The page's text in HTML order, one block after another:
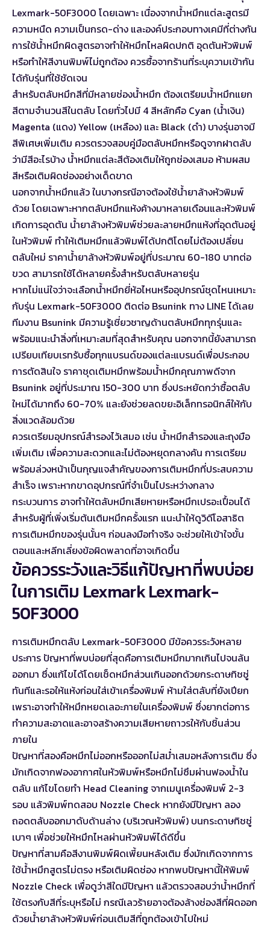
Lexmark-50F3000 โดยเฉพาะ เนื่องจากน้ำหมึกแต่ละสูตรมี
ความหนืด ความเป็นกรด-ด่าง และองค์ประกอบทางเคมีที่ต่างกัน
การใช้น้ำหมึกผิดสูตรอาจทำให้หมึกไหลผิดปกติ อุดตันหัวพิมพ์
หรือทำให้สีงานพิมพ์ไม่ถูกต้อง ควรซื้อจากร้านที่ระบุความเข้ากัน
ได้กับรุ่นที่ใช้ชัดเจน
สำหรับตลับหมึกสีที่มีหลายช่องน้ำหมึก ต้องเตรียมน้ำหมึกแยก
สีตามจำนวนสีในตลับ โดยทั่วไปมี 4 สีหลักคือ Cyan (น้ำเงิน)
Magenta (แดง) Yellow (เหลือง) และ Black (ดำ) บางรุ่นอาจมี
สีพิเศษเพิ่มเติม ควรตรวจสอบคู่มือตลับหมึกหรือดูจากฝาตลับ
ว่ามีสีอะไรบ้าง น้ำหมึกแต่ละสีต้องเติมให้ถูกช่องเสมอ ห้ามผสม
สีหรือเติมผิดช่องอย่างเด็ดขาด
นอกจากน้ำหมึกแล้ว ในบางกรณีอาจต้องใช้น้ำยาล้างหัวพิมพ์
ด้วย โดยเฉพาะหากตลับหมึกแห้งค้างมาหลายเดือนและหัวพิมพ์
เกิดการอุดตัน น้ำยาล้างหัวพิมพ์ช่วยละลายหมึกแห้งที่อุดตันอยู่
ในหัวพิมพ์ ทำให้เติมหมึกแล้วพิมพ์ได้ปกติโดยไม่ต้องเปลี่ยน
ตลับใหม่ ราคาน้ำยาล้างหัวพิมพ์อยู่ที่ประมาณ 60-180 บาทต่อ
ขวด สามารถใช้ได้หลายครั้งสำหรับตลับหลายรุ่น
หากไม่แน่ใจว่าจะเลือกน้ำหมึกยี่ห้อไหนหรืออุปกรณ์ชุดไหนเหมาะ
กับรุ่น Lexmark-50F3000 ติดต่อ Bsunink ทาง LINEได้เลย
ทีมงาน Bsunink มีความรู้เชี่ยวชาญด้านตลับหมึกทุกรุ่นและ
พร้อมแนะนำสิ่งที่เหมาะสมที่สุดสำหรับคุณ นอกจากนี้ยังสามารถ
เปรียบเทียบเรทรับซื้อทุกแบรนด์ของแต่ละแบรนด์เพื่อประกอบ
การตัดสินใจ ราคาชุดเติมหมึกพร้อมน้ำหมึกคุณภาพดีจาก
Bsunink อยู่ที่ประมาณ 150-300 บาท ซึ่งประหยัดกว่าซื้อตลับ
ใหม่ได้มากถึง 60-70% และยังช่วยลดขยะอิเล็กทรอนิกส์ให้กับ
สิ่งแวดล้อมด้วย
ควรเตรียมอุปกรณ์สำรองไว้เสมอ เช่น น้ำหมึกสำรองและถุงมือ
เพิ่มเติม เพื่อความสะดวกและไม่ต้องหยุดกลางคัน การเตรียม
พร้อมล่วงหน้าเป็นกุญแจสำคัญของการเติมหมึกที่ประสบความ
สำเร็จ เพราะหากขาดอุปกรณ์ที่จำเป็นไประหว่างกลาง
กระบวนการ อาจทำให้ตลับหมึกเสียหายหรือหมึกเปรอะเปื้อนได้
สำหรับผู้ที่เพิ่งเริ่มต้นเติมหมึกครั้งแรก แนะนำให้ดูวิดีโอสาธิต
การเติมหมึกของรุ่นนั้นๆ ก่อนลงมือทำจริง จะช่วยให้เข้าใจขั้น
ตอนและหลีกเลี่ยงข้อผิดพลาดที่อาจเกิดขึ้น
ข้อควรระวังและวิธีแก้ปัญหาที่พบบ่อย
ในการเติม Lexmark Lexmark-
50F3000
การเติมหมึกตลับ Lexmark-50F3000 มีข้อควรระวังหลาย
ประการ ปัญหาที่พบบ่อยที่สุดคือการเติมหมึกมากเกินไปจนล้น
ออกมา ซึ่งแก้ไขได้โดยเช็ดหมึกส่วนเกินออกด้วยกระดาษทิชชู่
ทันทีและรอให้แห้งก่อนใส่เข้าเครื่องพิมพ์ ห้ามใส่ตลับที่ยังเปียก
เพราะอาจทำให้หมึกหยดเลอะภายในเครื่องพิมพ์ ซึ่งยากต่อการ
ทำความสะอาดและอาจสร้างความเสียหายถาวรให้กับชิ้นส่วน
ภายใน
ปัญหาที่สองคือหมึกไม่ออกหรือออกไม่สม่ำเสมอหลังการเติม ซึ่ง
มักเกิดจากฟองอากาศในหัวพิมพ์หรือหมึกไม่ซึมผ่านฟองน้ำใน
ตลับ แก้ไขโดยทำ Head Cleaning จากเมนูเครื่องพิมพ์ 2-3
รอบ แล้วพิมพ์ทดสอบ Nozzle Check หากยังมีปัญหา ลอง
ถอดตลับออกมาดับด้านล่าง (บริเวณหัวพิมพ์) บนกระดาษทิชชู่
เบาๆ เพื่อช่วยให้หมึกไหลผ่านหัวพิมพ์ได้ดีขึ้น
ปัญหาที่สามคือสีงานพิมพ์ผิดเพี้ยนหลังเติม ซึ่งมักเกิดจากการ
ใช้น้ำหมึกสูตรไม่ตรง หรือเติมผิดช่อง หากพบปัญหานี้ให้พิมพ์
Nozzle Check เพื่อดูว่าสีใดมีปัญหา แล้วตรวจสอบว่าน้ำหมึกที่
ใช้ตรงกับสีที่ระบุหรือไม่ กรณีเลวร้ายอาจต้องล้างช่องสีที่ผิดออก
ด้วยน้ำยาล้างหัวพิมพ์ก่อนเติมสีที่ถูกต้องเข้าไปใหม่